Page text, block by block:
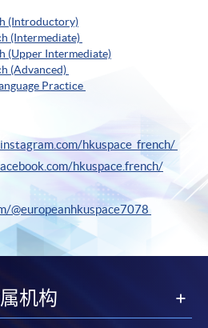
(Introductory)
(Intermediate)
(Upper Intermediate)
(Advanced)
Practice
hkuspace_french/
hkuspace.french/
@europeanhkuspace7078
机构